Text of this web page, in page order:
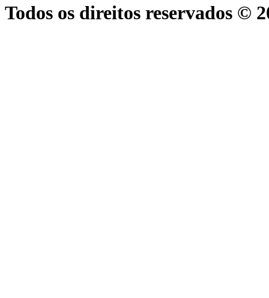
Todos os direitos reservados ©